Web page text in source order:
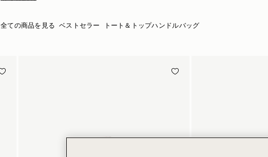
全ての商品を見る ベストセラー トート＆トップハンドルバッグ